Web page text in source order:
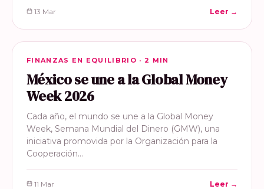
13 Mar Leer →
FINANZAS EN EQUILIBRIO
FINANZAS EN EQUILIBRIO · 2 MIN
México se une a la Global Money
Week 2026
Cada año, el mundo se une a la Global Money
Week, Semana Mundial del Dinero (GMW), una
iniciativa promovida por la Organización para la
Cooperación…
11 Mar Leer →